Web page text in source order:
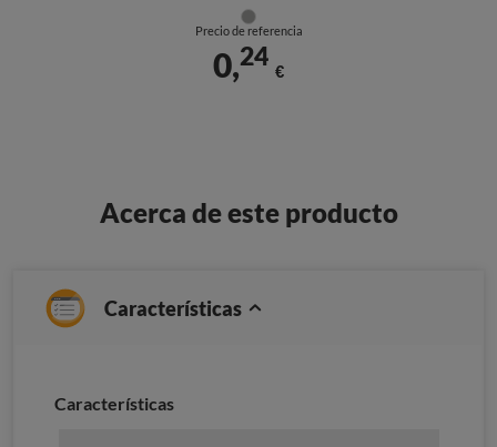
Precio de referencia
0,24
€
Acerca de este producto
Características
Caracterí­sticas